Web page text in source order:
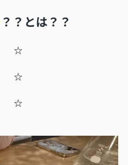
？？とは？？
☆
☆
☆